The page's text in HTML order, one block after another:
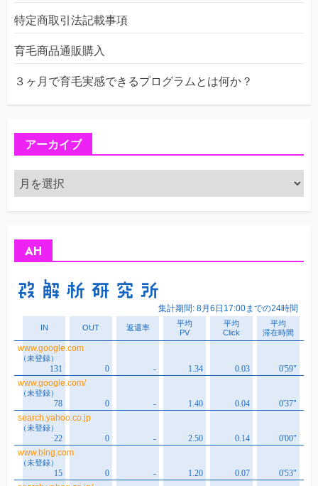
特定商取引法記載事項
育毛商品通販購入
３ヶ月で育毛実感できるプログラムとは何か？
アーカイブ
ア
ー
カ
AH